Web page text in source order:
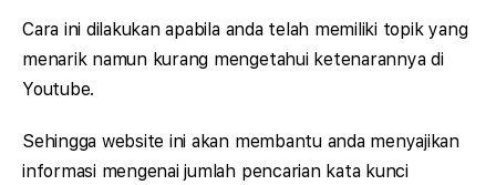
Cara ini dilakukan apabila anda telah memiliki topik yang
menarik namun kurang mengetahui ketenarannya di
Youtube.
Sehingga website ini akan membantu anda menyajikan
informasi mengenai jumlah pencarian kata kunci